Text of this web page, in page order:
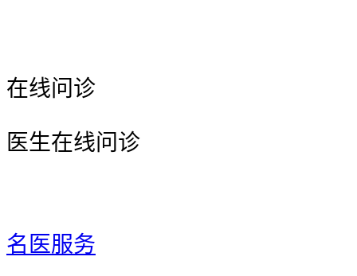
在线问诊
医生在线问诊
名医服务